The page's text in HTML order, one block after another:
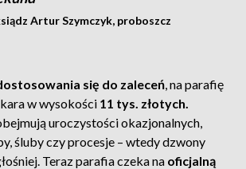
Artur Szymczyk, proboszcz
się do zaleceń, na parafię
w wysokości 11 tys. złotych.
uroczystości okazjonalnych,
śluby czy procesje – wtedy dzwony
Teraz parafia czeka na oficjalną